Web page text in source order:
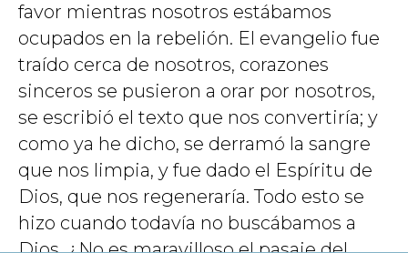
favor mientras nosotros estábamos
ocupados en la rebelión. El evangelio fue
traído cerca de nosotros, corazones
sinceros se pusieron a orar por nosotros,
se escribió el texto que nos convertiría; y
como ya he dicho, se derramó la sangre
que nos limpia, y fue dado el Espíritu de
Dios, que nos regeneraría. Todo esto se
hizo cuando todavía no buscábamos a